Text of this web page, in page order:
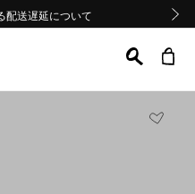
る配送遅延について
配送遅延について
る配送遅延について